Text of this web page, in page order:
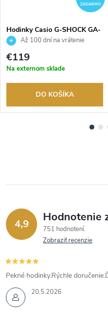
ZADARMO
Hodinky Casio G-SHOCK GA-
700-1BER
Až 100 dní na vrátenie
tovaru. Autorizovaný predajca.
€119
Na externom sklade
DO KOŠÍKA
4,9 Hodnotenie
751 hodnotení
Zobraziť recenzie
20.5.2026
Pekné hodinky.Rýchle